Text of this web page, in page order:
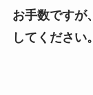
お手数ですが
してください。